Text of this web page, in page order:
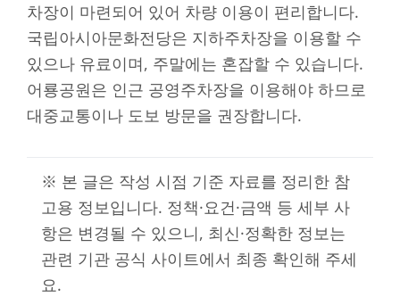
차장이 마련되어 있어 차량 이용이 편리합니다.
국립아시아문화전당은 지하주차장을 이용할 수
있으나 유료이며, 주말에는 혼잡할 수 있습니다.
어룡공원은 인근 공영주차장을 이용해야 하므로
대중교통이나 도보 방문을 권장합니다.
※ 본 글은 작성 시점 기준 자료를 정리한 참
고용 정보입니다. 정책·요건·금액 등 세부 사
항은 변경될 수 있으니, 최신·정확한 정보는
관련 기관 공식 사이트에서 최종 확인해 주세
요.